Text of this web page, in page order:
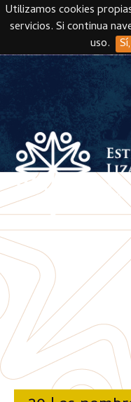
Utilizamos cookies
servicios. Si continua
uso.
Skip to main content